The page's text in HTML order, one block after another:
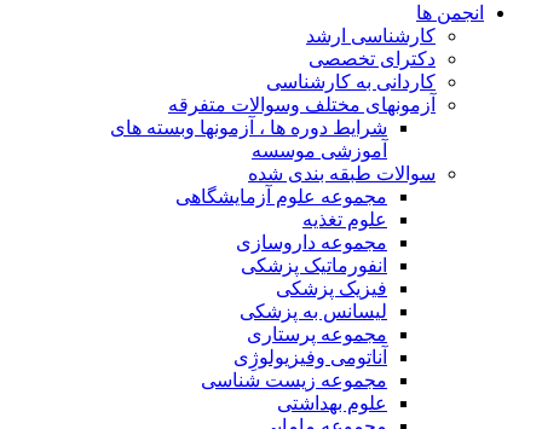
انجمن ها
کارشناسی ارشد
دکترای تخصصی
کاردانی به کارشناسی
آزمونهای مختلف وسوالات متفرقه
شرایط دوره ها ، آزمونها وبسته های
آموزشی موسسه
سوالات طبقه بندی شده
مجموعه علوم آزمایشگاهی
علوم تغذیه
مجموعه داروسازی
انفورماتیک پزشکی
فیزیک پزشکی
لیسانس به پزشکی
مجموعه پرستاری
آناتومی وفیزیولوژِی
مجموعه زیست شناسی
علوم بهداشتی